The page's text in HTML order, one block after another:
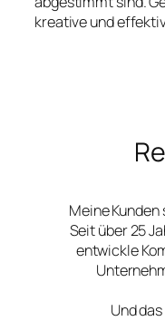
kreative und
Meine
Seit über 25
entwickle
Und